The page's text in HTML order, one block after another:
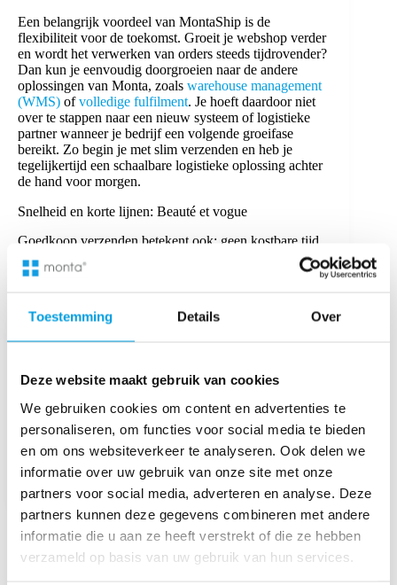
Toestemming Details Over
Deze website maakt gebruik van cookies
We gebruiken cookies om content en advertenties te
personaliseren, om functies voor social media te bieden
en om ons websiteverkeer te analyseren. Ook delen we
informatie over uw gebruik van onze site met onze
partners voor social media, adverteren en analyse. Deze
partners kunnen deze gegevens combineren met andere
informatie die u aan ze heeft verstrekt of die ze hebben
verzameld op basis van uw gebruik van hun services.
Een belangrijk voordeel van MontaShip is de
flexibiliteit voor de toekomst. Groeit je webshop verder
en wordt het verwerken van orders steeds tijdrovender?
Dan kun je eenvoudig doorgroeien naar de andere
oplossingen van Monta, zoals warehouse management
(WMS) ofvolledige fulfilment. Je hoeft daardoor niet
over te stappen naar een nieuw systeem of logistieke
partner wanneer je bedrijf een volgende groeifase
bereikt. Zo begin je met slim verzenden en heb je
tegelijkertijd een schaalbare logistieke oplossing achter
de hand voor morgen.
Snelheid en korte lijnen: Beauté et vogue
Goedkoop verzenden betekent ook: geen kostbare tijd
verliezen aan trage systemen of onbereikbare helpdesks.
Maryam Aftab merkt dat de tech-support van Monta
“Ik ben blij met MontaShip omdat de leveringen
soepel en snel verlopen, wat onze klanten
tevreden houdt. De communicatielijnen zijn
kort, waardoor we snel kunnen schakelen bij
aanpassingen of extra zendingen. Ook tech-
support vanuit Monta staat altijd paraat.”
— Maryam Aftab, Beauté et vogue
Ben jij klaar voor écht slim (en goedkoop) verzenden?
Goedkoop verzenden is geen kwestie van de